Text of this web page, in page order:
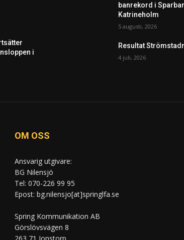
i
banrekord i
Katrineholm
5 augusti, 2026
Resultat
4 juli, 2026
OM OSS
Ansvarig utgivare:
BG Nilensjö
Tel: 070-226 99 95
Epost: bg.nilensjo[at]springlfa.se
Spring Kommunikation AB
Görslövsvägen 8
263 71 Jonstorp